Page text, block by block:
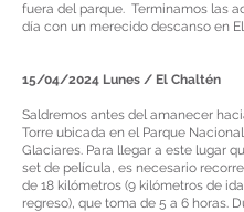
fuera del parque. Terminamos las
día con un merecido descanso en
15/04/2024 Lunes / El Chaltén
Saldremos antes del amanecer
Torre ubicada en el Parque
Glaciares. Para llegar a este lugar
set de película, es necesario
de 18 kilómetros (9 kilómetros de
regreso), que toma de 5 a 6 horas.